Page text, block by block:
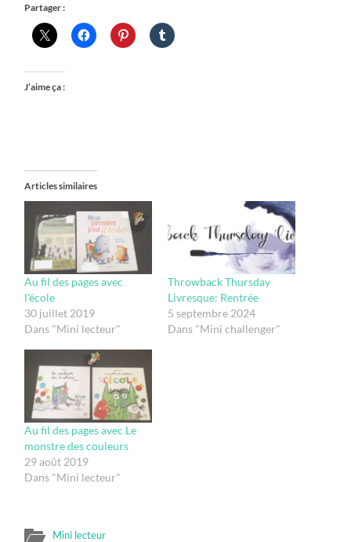
Partager :
J’aime ça :
Articles similaires
Au fil des pages avec
l’école
30 juillet 2019
Dans "Mini lecteur"
Throwback Thursday
Livresque: Rentrée
5 septembre 2024
Dans "Mini challenger"
Au fil des pages avec Le
monstre des couleurs
29 août 2019
Dans "Mini lecteur"
Mini lecteur